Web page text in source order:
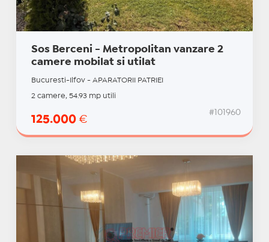
Sos Berceni - Metropolitan vanzare 2
camere mobilat si utilat
Bucuresti-Ilfov - APARATORII PATRIEI
2 camere, 54.93 mp utili
125.000 €
#101960